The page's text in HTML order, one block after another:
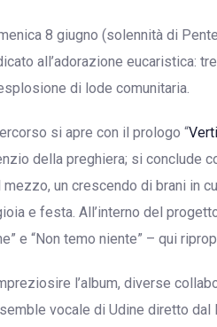
8 giugno (solennità di
all’adorazione eucaristica:
di lode comunitaria.
si apre con il prologo “
della preghiera; si conclude
mezzo, un crescendo di brani in
e festa. All’interno del
e “Non temo niente” – qui
l’album, diverse
vocale di Udine diretto dal